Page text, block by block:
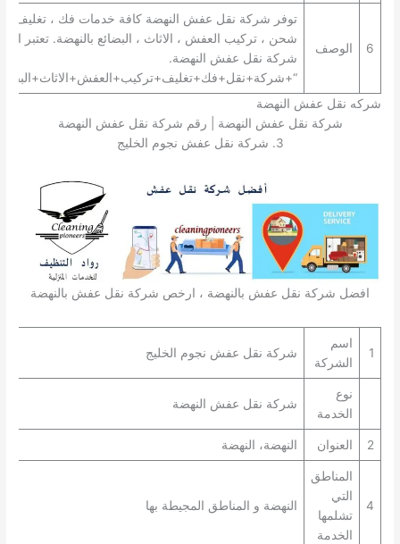
6 الوصف
توفر شركة نقل عفش النهضة كافة خدمات فك ، تغليف ،
شحن ، تركيب العفش ، الاثاث ، البضائع بالنهضة. تعتبر
شركة نقل عفش النهضة.
شركه نقل عفش النهضة
شركة نقل عفش النهضة | رقم شركة نقل عفش النهضة
3. شركة نقل عفش نجوم الخليج
افضل شركة نقل عفش بالنهضة ، ارخص شركة نقل عفش بالنهضة
1
اسم
الشركة
شركة نقل عفش نجوم الخليج
نوع
الخدمة
شركة نقل عفش النهضة
2 العنوان النهضة، النهضة
4
المناطق
التي
تشلمها
الخدمة
النهضة و المناطق المجيطة بها